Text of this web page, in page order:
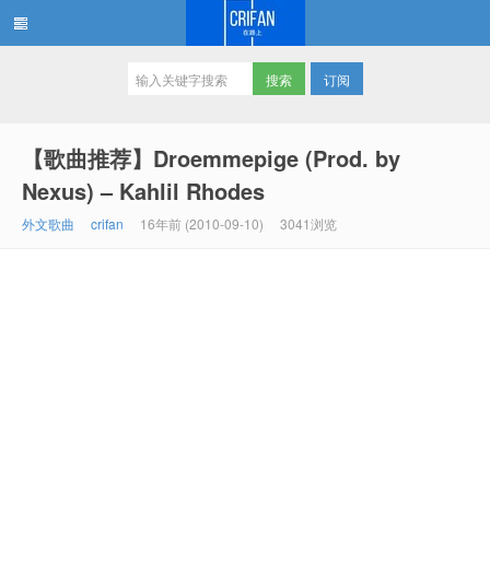
订阅
【歌曲推荐】Droemmepige (Prod. by
Nexus) – Kahlil Rhodes
外文歌曲 crifan 16年前 (2010-09-10) 3041浏览